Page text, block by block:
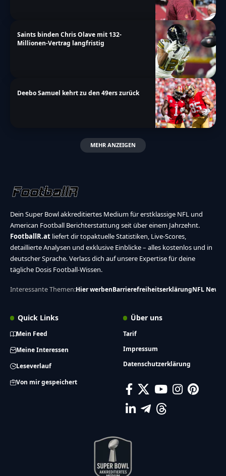
Saints binden Chris Olave mit 132-
Millionen-Vertrag langfristig
Deebo Samuel kehrt zu den 49ers zurück
MEHR ANZEIGEN
Dein Super Bowl akkreditiertes Medium für erstklassige NFL und
American Football Berichterstattung seit über einem Jahrzehnt.
FootballR.at liefert dir topaktuelle Statistiken, Live-Scores,
detaillierte Analysen und exklusive Einblicke – alles kostenlos und in
deutscher Sprache. Verlass dich auf unsere Expertise für deine
tägliche Dosis Football-Wissen.
Interessante Themen:Hier werbenBarrierefreiheitserklärungNFL News
Quick Links
Mein Feed
Meine Interessen
Leseverlauf
Von mir gespeichert
Über uns
Tarif
Impressum
Datenschutzerklärung